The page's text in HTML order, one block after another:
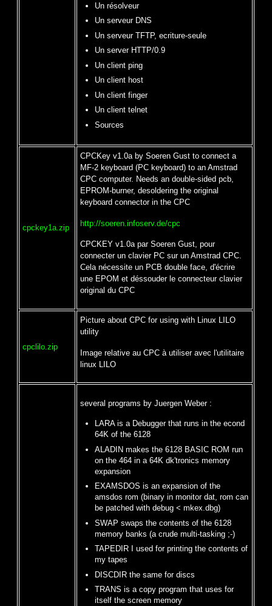
Un résolveur
Un serveur DNS
Un serveur TFTP, ecriture-seule
Un server HTTP/0.9
Un client ping
Un client host
Un client finger
Un client telnet
Sources
cpckey1a.zip
CPCKey v1.0a by Soeren Gust to connect a
MF-2 keyboard (PC keyboard) to an Amstrad
CPC computer. Needs an double-sided pcb,
EPROM-burner, desoldering the original
keyboard connector in the CPC
http://soeren.infoserv.de/cpc
CPCKEY v1.0a par Soeren Gust, pour
connecter un clavier PC sur un Amstrad CPC.
Cela nécessite un PCB double face, d'écrire
une EPOM et déssouder le connecteur clavier
original du CPC
cpclilo.zip
Picture about CPC for using with Linux LILO
utility
Image relative au CPC à utiliser avec l'utilitaire
linux LILO
several programs by Juergen Weber :
LARA is a Debugger that runs in the econd
64K of the 6128
ALADIN makes the 6128 BASIC ROM run
on the 464 in a 64K dk'tronics memory
expansion
EXAMSDOS is an expansion of the
amsdos rom (binary in monitor dat, rom can
be patched with debug < mkex.dbg)
SWAP swaps the contents of the 6128
memory banks (a crude multi-tasking ;-)
TAPEDIR I used for printing the contents of
my tapes
DISCDIR the same for discs
TRANS is a copy program that uses for
itself the screen memory